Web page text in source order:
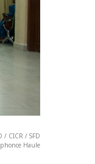
/ CICR / SFD
Haule